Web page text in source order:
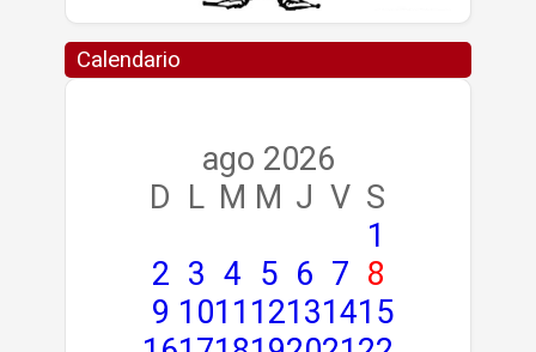
Calendario
ago 2026
D L M M J V S
1
2 3 4 5 6 7 8
9 1011 12131415